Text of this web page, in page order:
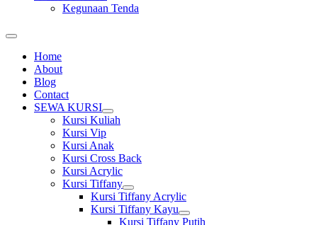
Kegunaan Tenda
Home
About
Blog
Contact
SEWA KURSI
Show
sub
Kursi Kuliah
Kursi Vip
Kursi Anak
Kursi Cross Back
Kursi Acrylic
Kursi Tiffany
Show
sub
menu
Kursi Tiffany Acrylic
Kursi Tiffany Kayu
Show
Kursi Tiffany Putih